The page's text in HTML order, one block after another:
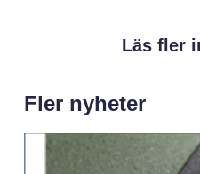
Läs fler
Fler nyheter